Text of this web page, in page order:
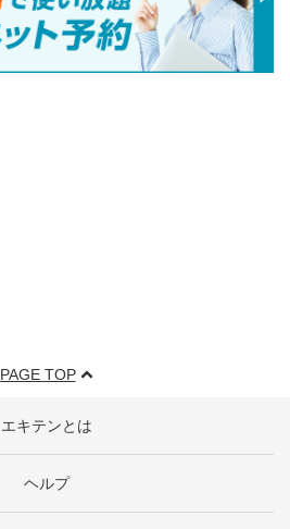
PAGE TOP
エキテンとは
ヘルプ